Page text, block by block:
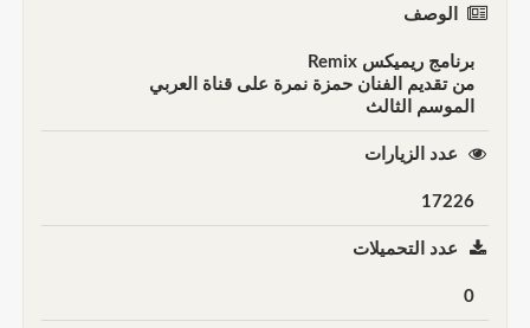
الوصف
برنامج ريميكس Remix
من تقديم الفنان حمزة نمرة على قناة العربي
الموسم الثالث
عدد الزيارات
17226
عدد التحميلات
0